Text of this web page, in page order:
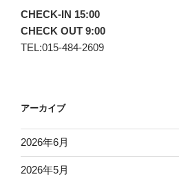
CHECK-IN 15:00
CHECK OUT 9:00
TEL:015-484-2609
アーカイブ
2026年6月
2026年5月